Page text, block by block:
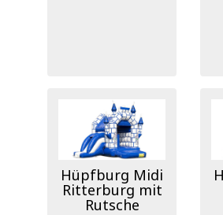
Hüpfburg Midi
Ritterburg mit
Rutsche